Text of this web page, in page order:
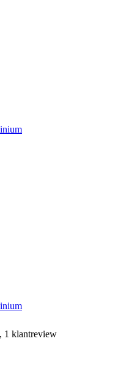
1 klantreview